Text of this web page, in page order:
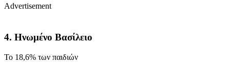
Advertisement
4. Ηνωμένο Βασίλειο
Το 18,6% των παιδιών